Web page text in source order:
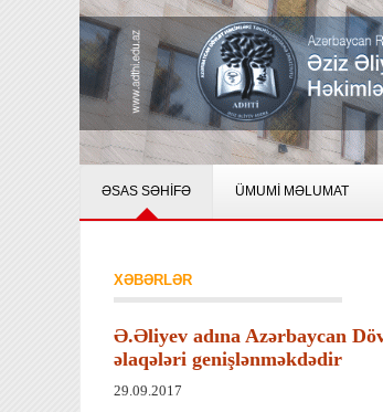
ƏSAS SƏHİFƏ ÜMUMİ MƏLUMAT
XƏBƏRLƏR
Ə.Əliyev adına Azərbaycan
əlaqələri genişlənməkdədir
29.09.2017